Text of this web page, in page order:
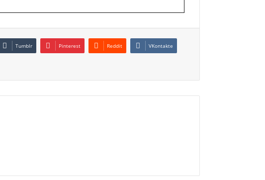
Tumblr Pinterest Reddit VKontakte